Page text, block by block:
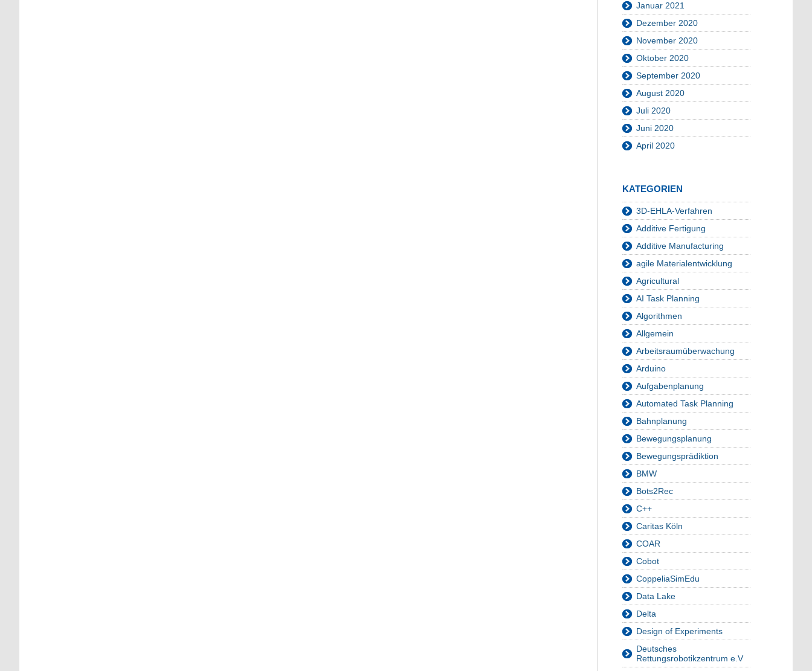
Januar 2021
Dezember 2020
November 2020
Oktober 2020
September 2020
August 2020
Juli 2020
Juni 2020
April 2020
KATEGORIEN
3D-EHLA-Verfahren
Additive Fertigung
Additive Manufacturing
agile Materialentwicklung
Agricultural
AI Task Planning
Algorithmen
Allgemein
Arbeitsraumüberwachung
Arduino
Aufgabenplanung
Automated Task Planning
Bahnplanung
Bewegungsplanung
Bewegungsprädiktion
BMW
Bots2Rec
C++
Caritas Köln
COAR
Cobot
CoppeliaSimEdu
Data Lake
Delta
Design of Experiments
Deutsches
Rettungsrobotikzentrum e.V